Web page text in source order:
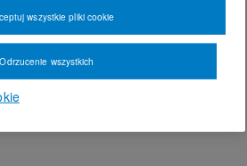
Odrzucenie wszystkich
wszystkie pliki cookie